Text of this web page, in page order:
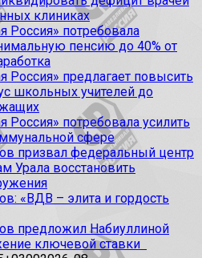
клиниках
Россия» потребовала
пенсию до 40% от
Россия» предлагает повысить
школьных учителей до
Россия» потребовала усилить
сфере
призвал федеральный центр
Урала восстановить
«ВДВ – элита и гордость
предложил Набиуллиной
ключевой ставки